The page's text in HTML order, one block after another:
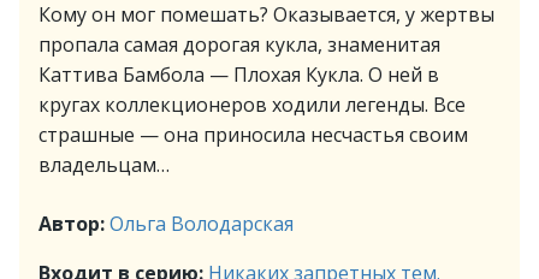
Кому он мог помешать? Оказывается, у жертвы
пропала самая дорогая кукла, знаменитая
Каттива Бамбола — Плохая Кукла. О ней в
кругах коллекционеров ходили легенды. Все
страшные — она приносила несчастья своим
владельцам…
Автор:Ольга Володарская
Входит в серию: Никаких запретных тем.